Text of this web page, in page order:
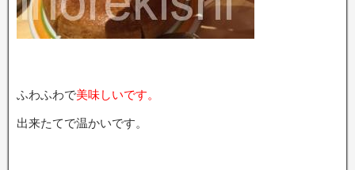
ふわふわで美味しいです。
出来たてで温かいです。